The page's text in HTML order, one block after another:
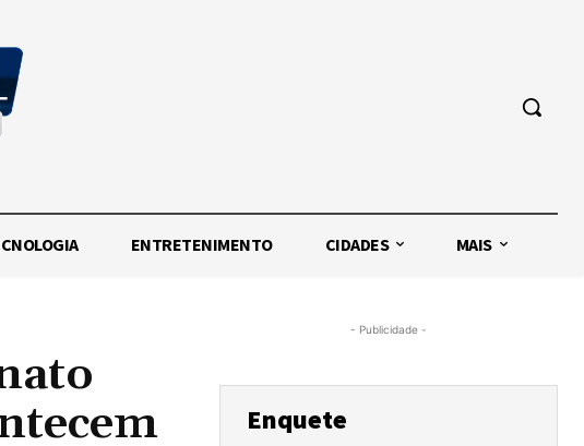
ENTRETENIMENTO CIDADES MAIS
- Publicidade -
Enquete